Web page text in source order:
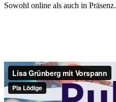
Sowohl online als auch in Präsenz.